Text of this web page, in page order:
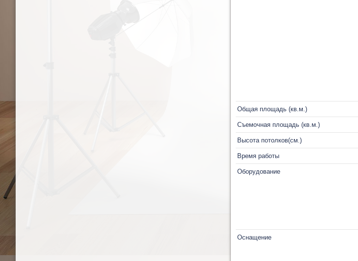
Общая площадь (кв.м.)
Съемочная площадь (кв.м.)
Высота потолков(см.)
Время работы
Оборудование
Оснащение